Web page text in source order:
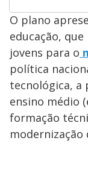
O plano
educação,
jovens para o
política
tecnológica, a
ensino médio
formação
modernização